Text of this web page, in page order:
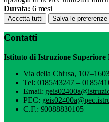
Durata: 6 mesi
Accetta tutti Salva le preferenze
Contatti
Istituto di Istruzione Superiore
Via della Chiusa,
Tel: 0185/43247 – 0185/
Email:
PEC:
C.F.: 90088830105